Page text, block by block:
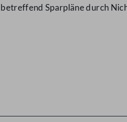
Sparpläne durch